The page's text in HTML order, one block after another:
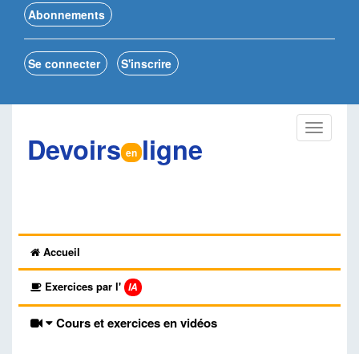
Abonnements
Se connecter S'inscrire
Devoirs en ligne
Accueil
Exercices par l' IA
Cours et exercices en vidéos